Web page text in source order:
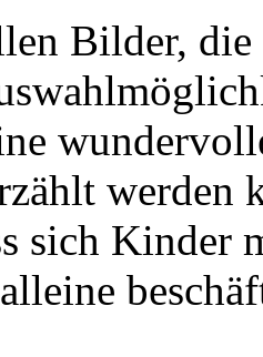
Bilder, die
werden
sich Kinder